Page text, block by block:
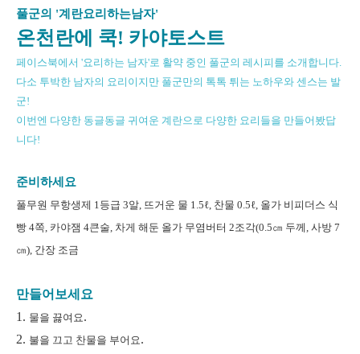
풀군의 '계란요리하는남자'
온천란에 쿡! 카야토스트
페이스북에서 '요리하는 남자'로 활약 중인 풀군의 레시피를 소개합니다.
다소 투박한 남자의 요리이지만 풀군만의 톡톡 튀는 노하우와 센스는 발
군!
이번엔 다양한 동글동글 귀여운 계란으로 다양한 요리들을 만들어봤답
니다!
준비하세요
풀무원 무항생제 1등급 3알, 뜨거운 물 1.5ℓ, 찬물 0.5ℓ, 올가 비피더스 식
빵 4쪽, 카야잼 4큰술, 차게 해둔 올가 무염버터 2조각(0.5㎝ 두께, 사방 7
㎝), 간장 조금
만들어보세요
1. 물을 끓여요.
2. 불을 끄고 찬물을 부어요.